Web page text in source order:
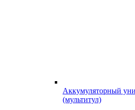
Аккумуляторный
(мультитул)